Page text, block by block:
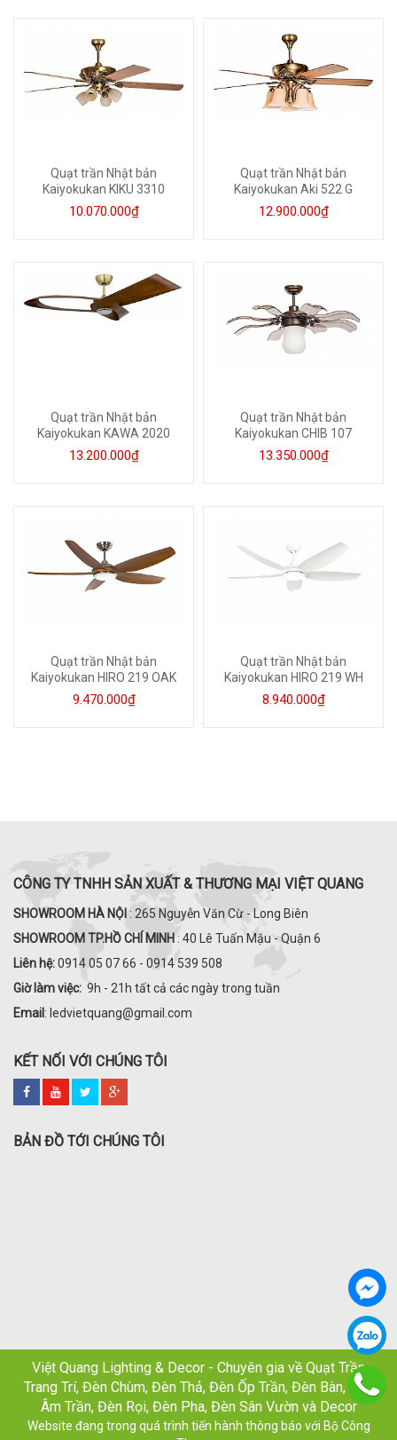
Quạt trần Nhật bản
Kaiyokukan KIKU 3310
10.070.000₫
Quạt trần Nhật bản
Kaiyokukan Aki 522 G
12.900.000₫
Quạt trần Nhật bản
Kaiyokukan KAWA 2020
13.200.000₫
Quạt trần Nhật bản
Kaiyokukan CHIB 107
13.350.000₫
Quạt trần Nhật bản
Kaiyokukan HIRO 219 OAK
9.470.000₫
Quạt trần Nhật bản
Kaiyokukan HIRO 219 WH
8.940.000₫
CÔNG TY TNHH SẢN XUẤT & THƯƠNG MẠI VIỆT QUANG
SHOWROOM HÀ NỘI : 265 Nguyễn Văn Cừ - Long Biên
SHOWROOM TP.HỒ CHÍ MINH : 40 Lê Tuấn Mậu - Quận 6
Liên hệ:0914 05 07 66 - 0914 539 508
Giờ làm việc: 9h - 21h tất cả các ngày trong tuần
Email : ledvietquang@gmail.com
KẾT NỐI VỚI CHÚNG TÔI
BẢN ĐỒ TỚI CHÚNG TÔI
Việt Quang Lighting & Decor - Chuyên gia về Quạt Trần
Trang Trí, Đèn Chùm, Đèn Thả, Đèn Ốp Trần, Đèn Bàn, Đèn
Âm Trần, Đèn Rọi, Đèn Pha, Đèn Sân Vườn và Decor
Website đang trong quá trình tiến hành thông báo với Bộ Công